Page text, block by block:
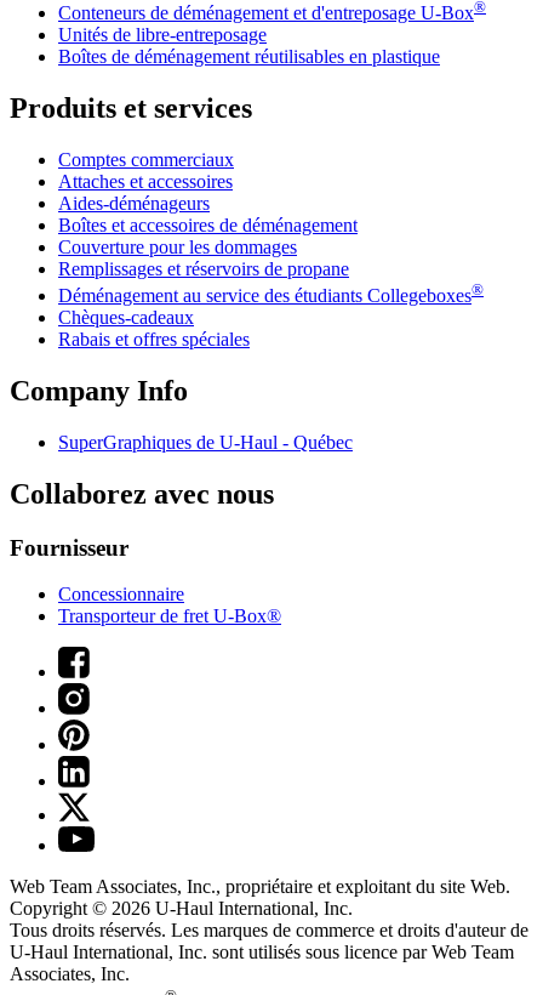
Conteneurs de déménagement et d'entreposage U-Box®
Unités de libre-entreposage
Boîtes de déménagement réutilisables en plastique
Produits et services
Comptes commerciaux
Attaches et accessoires
Aides-déménageurs
Boîtes et accessoires de déménagement
Couverture pour les dommages
Remplissages et réservoirs de propane
Déménagement au service des étudiants Collegeboxes®
Chèques-cadeaux
Rabais et offres spéciales
Company Info
SuperGraphiques de U-Haul - Québec
Collaborez avec nous
Fournisseur
Concessionnaire
Transporteur de fret U-Box®
Web Team Associates, Inc., propriétaire et exploitant du site Web.
Copyright © 2026 U-Haul International, Inc.
Tous droits réservés. Les marques de commerce et droits d'auteur de
U-Haul International, Inc. sont utilisés sous licence par Web Team
Associates, Inc.